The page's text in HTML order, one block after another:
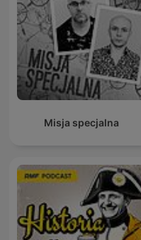
Misja specjalna